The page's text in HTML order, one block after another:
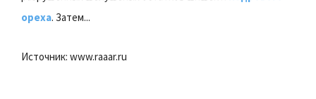
ореха. Затем...
Источник: www.raaar.ru